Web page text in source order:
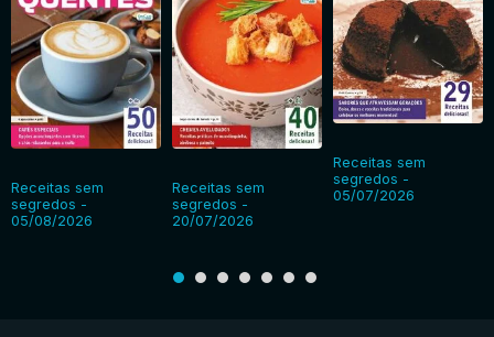
Receitas sem
segredos -
05/08/2026
Receitas sem
segredos -
20/07/2026
Receitas sem
segredos -
05/07/2026